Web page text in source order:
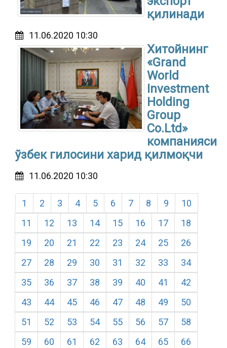
қилинади
11.06.2020 10:30
Хитойнинг
«Grand
World
Investment
Holding
Group
Co.Ltd»
компанияси
ўзбек гилосини харид қилмоқчи
11.06.2020 10:30
1 2 3 4 5 6 7 8 9
10
11
12 13 14 15 16 17
18
19
20 21 22 23 24 25
26
27
28 29 30 31 32 33
34
35
36 37 38 39 40 41
42
43
44 45 46 47 48 49
50
51
52 53 54 55 56 57
58
59
60 61 62 63 64 65
66